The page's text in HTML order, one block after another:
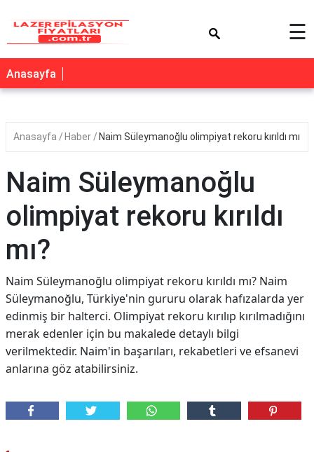
☰
Anasayfa
Anasayfa Haber Naim Süleymanoğlu olimpiyat rekoru kırıldı mı?
Naim Süleymanoğlu
olimpiyat rekoru kırıldı
mı?
Naim Süleymanoğlu olimpiyat rekoru kırıldı mı? Naim
Süleymanoğlu, Türkiye'nin gururu olarak hafızalarda yer
edinmiş bir halterci. Olimpiyat rekoru kırılıp kırılmadığını
merak edenler için bu makalede detaylı bilgi
verilmektedir. Naim'in başarıları, rekabetleri ve efsanevi
anlarına göz atabilirsiniz.